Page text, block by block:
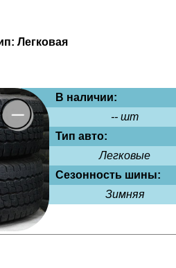
В наличии:
-- шт
Тип авто:
Легковые
Сезонность шины:
Зимняя